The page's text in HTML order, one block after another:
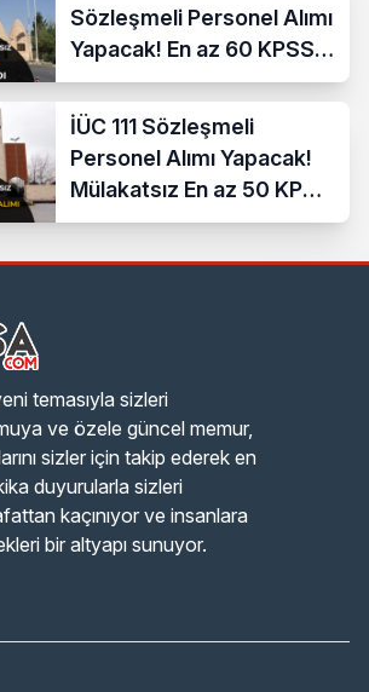
Sözleşmeli Personel Alımı
Yapacak! En az 60 KPSS
ve Lise
İÜC 111 Sözleşmeli
Personel Alımı Yapacak!
Mülakatsız En az 50 KPSS
ve Lise Mezunu
temasıyla sizleri
ve özele güncel memur,
sizler için takip ederek en
duyurularla sizleri
kaçınıyor ve insanlara
bir altyapı sunuyor.